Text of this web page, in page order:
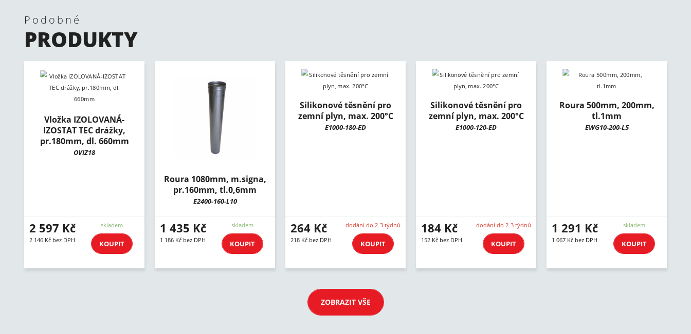
Podobné
PRODUKTY
Vložka IZOLOVANÁ-
IZOSTAT TEC drážky,
pr.180mm, dl. 660mm
OVIZ18
2 597 Kč
2 146 Kč bez DPH
skladem
KOUPIT
Roura 1080mm, m.signa,
pr.160mm, tl.0,6mm
E2400-160-L10
1 435 Kč
1 186 Kč bez DPH
skladem
KOUPIT
Silikonové těsnění pro
zemní plyn, max. 200°C
E1000-180-ED
264 Kč
218 Kč bez DPH
dodání do 2-3 týdnů
KOUPIT
Silikonové těsnění pro
zemní plyn, max. 200°C
E1000-120-ED
184 Kč
152 Kč bez DPH
dodání do 2-3 týdnů
KOUPIT
Roura 500mm, 200mm,
tl.1mm
EWG10-200-L5
1 291 Kč
1 067 Kč bez DPH
skladem
KOUPIT
ZOBRAZIT VŠE